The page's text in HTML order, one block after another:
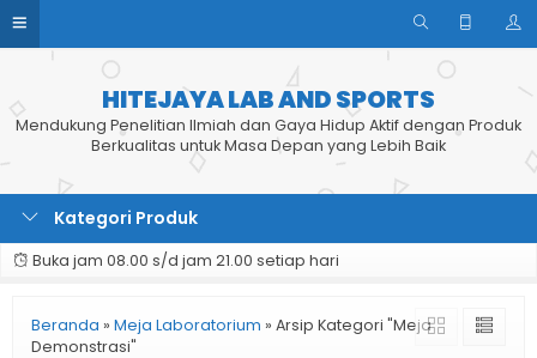
HITEJAYA LAB AND SPORTS
Mendukung Penelitian Ilmiah dan Gaya Hidup Aktif dengan Produk
Berkualitas untuk Masa Depan yang Lebih Baik
Kategori Produk
Buka jam 08.00 s/d jam 21.00 setiap hari
Beranda » Meja Laboratorium » Arsip Kategori "Meja
Demonstrasi"